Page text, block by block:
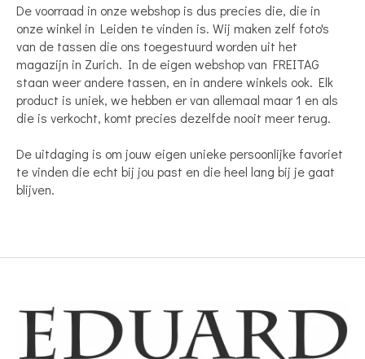
De voorraad in onze webshop is dus precies die, die in
onze winkel in Leiden te vinden is. Wij maken zelf foto's
van de tassen die ons toegestuurd worden uit het
magazijn in Zurich. In de eigen webshop van FREITAG
staan weer andere tassen, en in andere winkels ook. Elk
product is uniek, we hebben er van allemaal maar 1 en als
die is verkocht, komt precies dezelfde nooit meer terug.
De uitdaging is om jouw eigen unieke persoonlijke favoriet
te vinden die echt bij jou past en die heel lang bij je gaat
blijven.